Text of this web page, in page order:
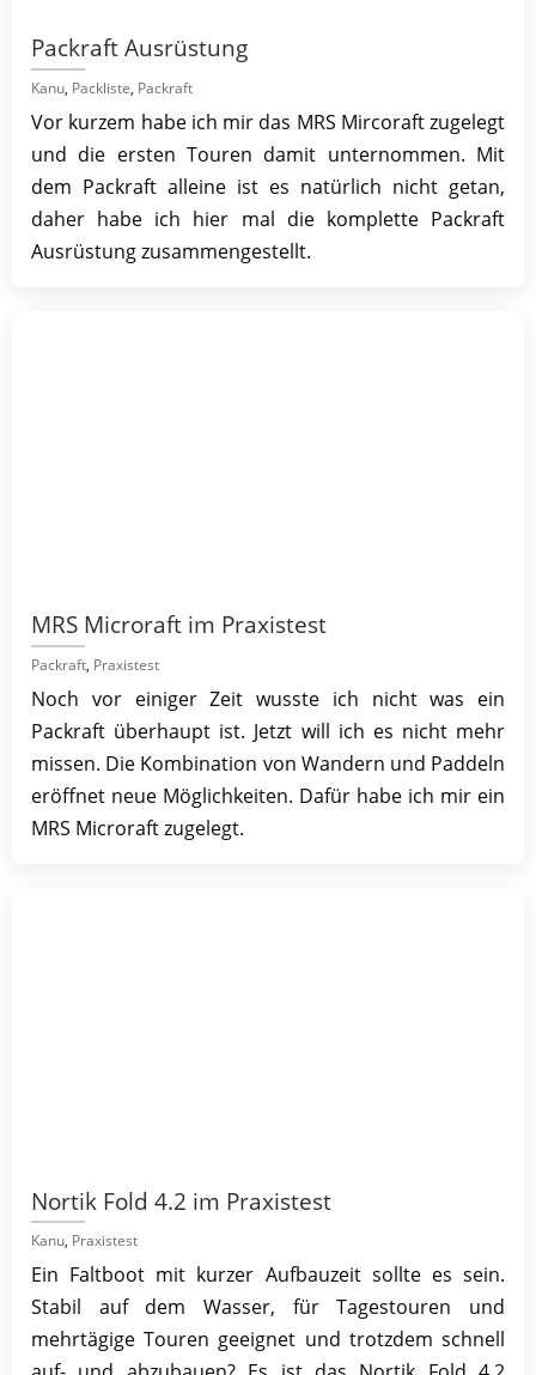
Packraft Ausrüstung
Kanu, Packliste, Packraft
Vor kurzem habe ich mir das MRS Mircoraft zugelegt
und die ersten Touren damit unternommen. Mit
dem Packraft alleine ist es natürlich nicht getan,
daher habe ich hier mal die komplette Packraft
Ausrüstung zusammengestellt.
MRS Microraft im Praxistest
Packraft, Praxistest
Noch vor einiger Zeit wusste ich nicht was ein
Packraft überhaupt ist. Jetzt will ich es nicht mehr
missen. Die Kombination von Wandern und Paddeln
eröffnet neue Möglichkeiten. Dafür habe ich mir ein
MRS Microraft zugelegt.
Nortik Fold 4.2 im Praxistest
Kanu, Praxistest
Ein Faltboot mit kurzer Aufbauzeit sollte es sein.
Stabil auf dem Wasser, für Tagestouren und
mehrtägige Touren geeignet und trotzdem schnell